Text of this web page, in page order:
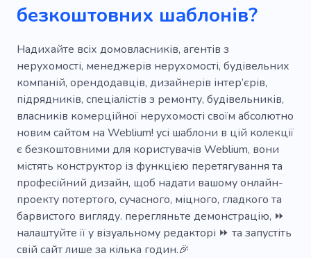
Архітектура
Комерційний
Компанія
Планування
Відновлення
Кран
Випускний
Розвиток нерухомості
Реконструкція
Дах
Зовнішній вигляд
Підлогове покриття
Протизламний ремонт
Рубати дерева
Геометрія
Обслуговування
Переїзд будинків
Фахівець
Скло
Кімната
Безпека Деревина
Ключ
безкоштовних шаблонів?
Надихайте всіх домовласників, агентів з
нерухомості, менеджерів нерухомості, будівельних
компаній, орендодавців, дизайнерів інтер’єрів,
підрядників, спеціалістів з ремонту, будівельників,
власників комерційної нерухомості своїм абсолютно
новим сайтом на Weblium! усі шаблони в цій колекції
є безкоштовними для користувачів Weblium, вони
містять конструктор із функцією перетягування та
професійний дизайн, щоб надати вашому онлайн-
проекту потертого, сучасного, міцного, гладкого та
барвистого вигляду. перегляньте демонстрацію, ⏩
налаштуйте її у візуальному редакторі ⏩ та запустіть
свій сайт лише за кілька годин.🎉